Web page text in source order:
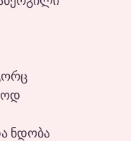
ნდობა